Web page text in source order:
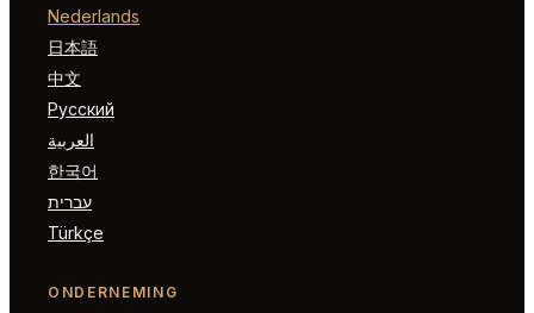
Nederlands
日本語
中文
Русский
العربية
한국어
עברית
Türkçe
ONDERNEMING